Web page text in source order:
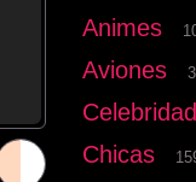
Animes
Aviones
Chicas